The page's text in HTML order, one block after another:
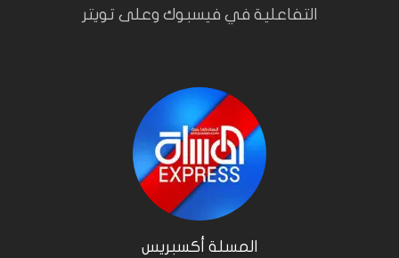
التفاعلية في فيسبوك وعلى تويتر
المسلة أكسبريس